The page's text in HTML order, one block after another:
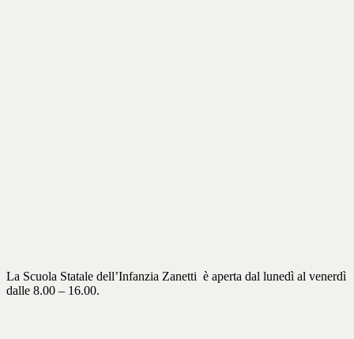
La Scuola Statale dell’Infanzia Zanetti è aperta dal lunedì al venerdì
dalle 8.00 – 16.00.